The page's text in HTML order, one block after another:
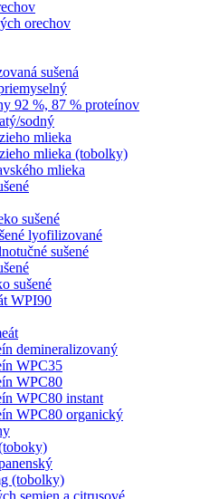
orechov
sušená
92 %, 87 % proteínov
sodný
mlieka
mlieka (tobolky)
mlieka
sušené
lyofilizované
sušené
sušené
WPI90
demineralizovaný
WPC35
WPC80
WPC80 instant
WPC80 organický
(tobolky)
semien a citrusové